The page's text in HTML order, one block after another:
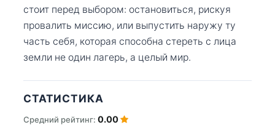
стоит перед выбором: остановиться, рискуя
провалить миссию, или выпустить наружу ту
часть себя, которая способна стереть с лица
земли не один лагерь, а целый мир.
СТАТИСТИКА
Средний рейтинг: 0.00